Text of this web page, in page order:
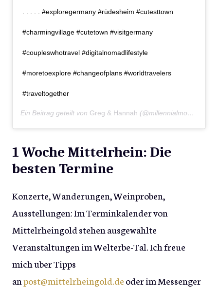
. . . . . #exploregermany #rüdesheim #cutesttown
#charmingvillage #cutetown #visitgermany
#coupleswhotravel #digitalnomadlifestyle
#moretoexplore #changeofplans #worldtravelers
#traveltogether
Ein Beitrag geteilt von Greg & Hannah (@millennialmonster) am
1 Woche Mittelrhein: Die
besten Termine
Konzerte, Wanderungen, Weinproben,
Ausstellungen: Im Terminkalender von
Mittelrheingold stehen ausgewählte
Veranstaltungen im Welterbe-Tal. Ich freue
mich über Tipps
anpost@mittelrheingold.deoder im Messenger